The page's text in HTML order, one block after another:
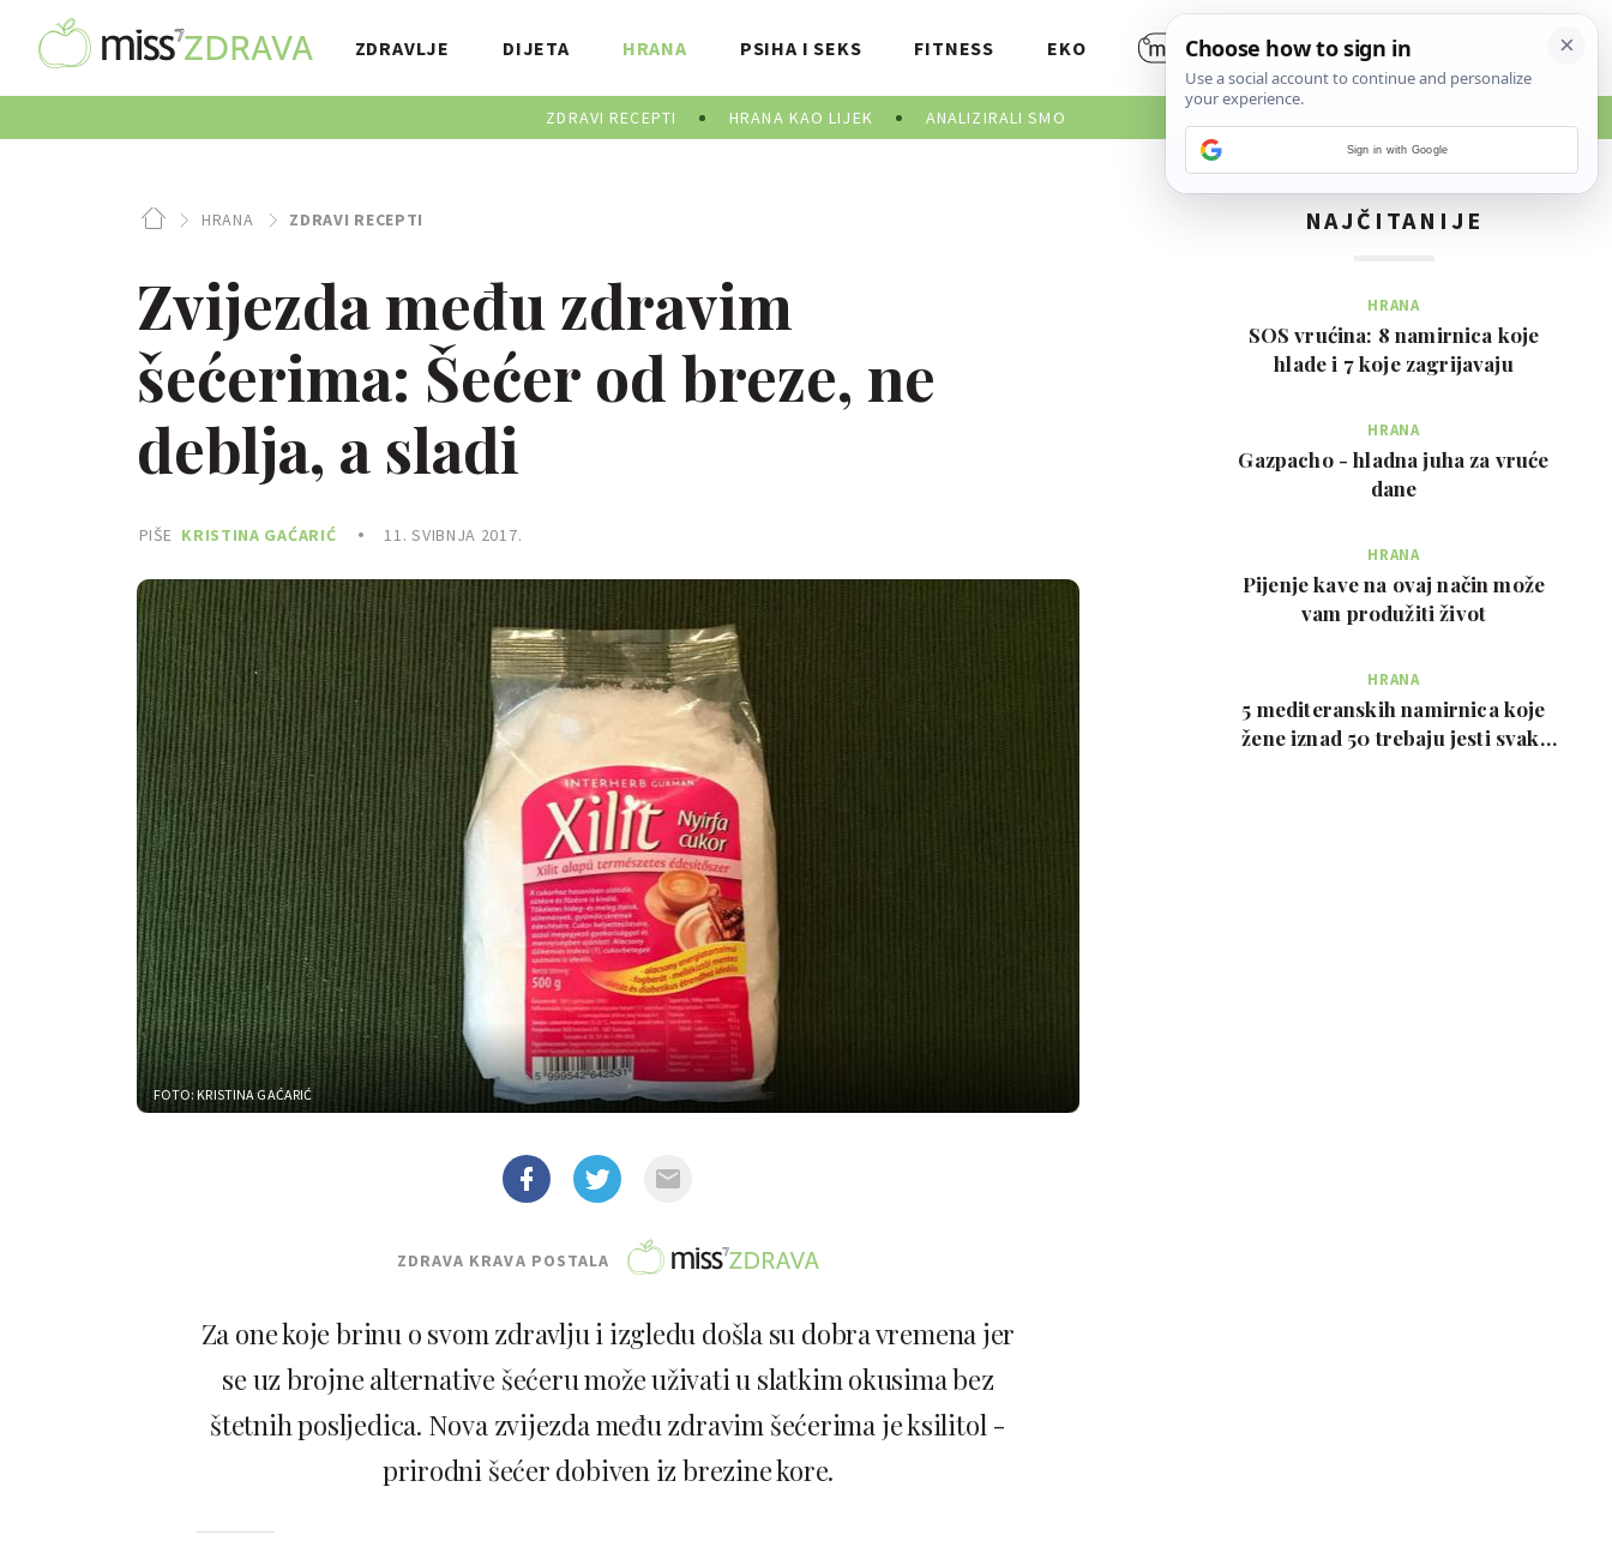
ZDRAVLJE DIJETA HRANA
ZDRAVI RECEPTI HRANA KAO LIJEK ANALIZIRALI SMO
PSIHA I SEKS FITNESS EKO
HRANA ZDRAVI RECEPTI
Zvijezda među zdravim
šećerima: Šećer od breze, ne
deblja, a sladi
PIŠE KRISTINA GAĆARIĆ 11. SVIBNJA 2017.
FOTO: KRISTINA GAĆARIĆ
ZDRAVA KRAVA POSTALA
Za one koje brinu o svom zdravlju i izgledu došla su dobra vremena jer
se uz brojne alternative šećeru može uživati u slatkim okusima bez
štetnih posljedica. Nova zvijezda među zdravim šećerima je ksilitol -
prirodni šećer dobiven iz brezine kore.
NAJČITANIJE
HRANA
SOS vrućina: 8 namirnica koje
hlade i 7 koje zagrijavaju
HRANA
Gazpacho - hladna juha za vruće
dane
HRANA
Pijenje kave na ovaj način može
vam produžiti život
HRANA
5 mediteranskih namirnica koje
žene iznad 50 trebaju jesti svaki
Sign in with Google